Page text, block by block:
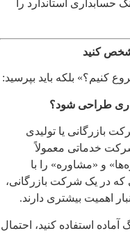
استاندارد را
کنید
کنیم؟» بلکه باید بپرسید:
طراحی شود؟
بازرگانی یا تولیدی
خدماتی معمولاً
و «مشاوره» را با
که در یک شرکت بازرگانی،
اهمیت بیشتری دارند.
آماده استفاده کنید، احتمال